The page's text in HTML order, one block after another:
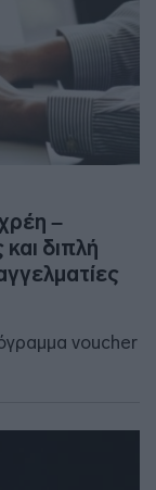
–
διπλή
voucher